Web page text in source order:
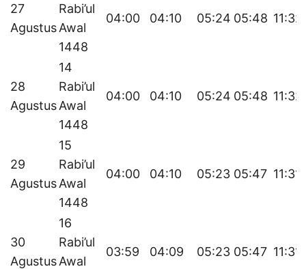
27
Agustus
Rabi’ul
Awal
1448
04:00 04:10 05:24 05:48 11:32
28
Agustus
14
Rabi’ul
Awal
1448
04:00 04:10 05:24 05:48 11:32
29
Agustus
15
Rabi’ul
Awal
1448
04:00 04:10 05:23 05:47 11:31
30
Agustus
16
Rabi’ul
Awal
03:59 04:09 05:23 05:47 11:31